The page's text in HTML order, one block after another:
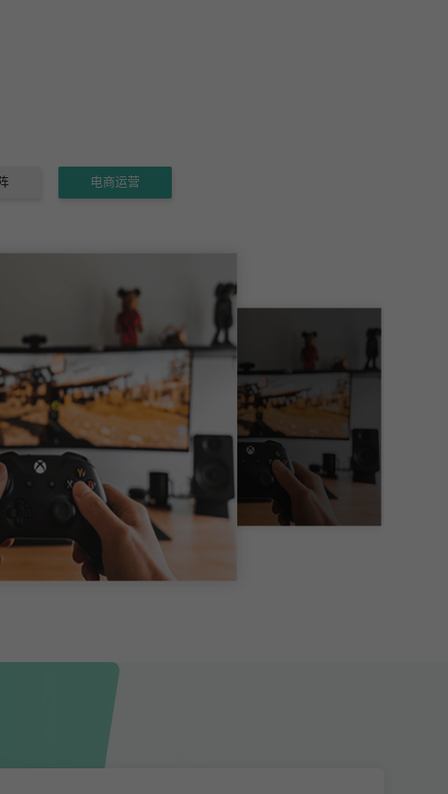
电商运营
代理IP在媒体矩阵的运营中发挥着重要作用，主要体现在以下
几个方面：防止账号关联与限流、精细化运营、提高账号安全
突破地域内容限制
立即体验
与分析、品牌监控与舆情分析、防关联与账
与效果评估等方面。
关联
作
网络直播
独享高性能的大带宽IP服务，能够支持您日常的直播需求，带
来流畅稳定的观看与互动体验。
突破地域限制
避免IP被限制
保障直播流畅度
立即体验